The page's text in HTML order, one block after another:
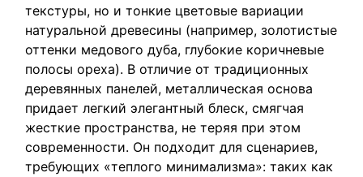
текстуры, но и тонкие цветовые вариации
натуральной древесины (например, золотистые
оттенки медового дуба, глубокие коричневые
полосы ореха). В отличие от традиционных
деревянных панелей, металлическая основа
придает легкий элегантный блеск, смягчая
жесткие пространства, не теряя при этом
современности. Он подходит для сценариев,
требующих «теплого минимализма»: таких как